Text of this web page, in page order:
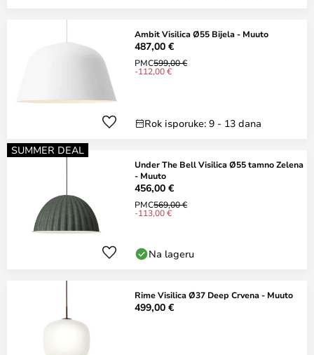
Ambit Visilica Ø55 Bijela - Muuto
487,00 €
PMC599,00 €
-112,00 €
Rok isporuke: 9 - 13 dana
SUMMER DEAL
Under The Bell Visilica Ø55 tamno Zelena
- Muuto
456,00 €
PMC569,00 €
-113,00 €
Na lageru
Rime Visilica Ø37 Deep Crvena - Muuto
499,00 €